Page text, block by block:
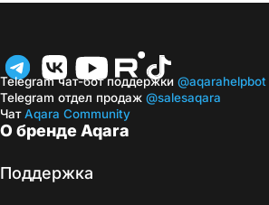
О бренде Aqara
Поддержка
Telegram чат-бот поддержки @aqarahelpbot
Telegram отдел продаж @salesaqara
ЧатAqara Community